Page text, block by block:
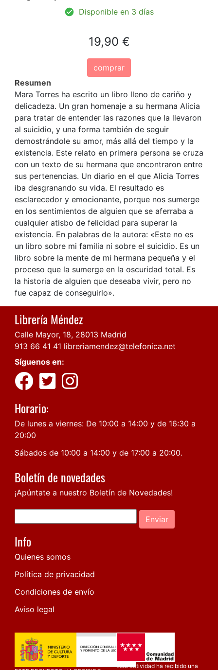
Disponible en 3 días
19,90 €
comprar
Resumen
Mara Torres ha escrito un libro lleno de cariño y
delicadeza. Un gran homenaje a su hermana Alicia
para tratar de entender las razones que la llevaron
al suicidio, y una forma también de seguir
demostrándole su amor, más allá del tiempo y la
existencia. Este relato en primera persona se cruza
con un texto de su hermana que encontraron entre
sus pertenencias. Un diario en el que Alicia Torres
iba desgranando su vida. El resultado es
esclarecedor y emocionante, porque nos sumerge
en los sentimientos de alguien que se aferraba a
cualquier atisbo de felicidad para superar la
existencia. En palabras de la autora: «Este no es
un libro sobre mi familia ni sobre el suicidio. Es un
libro sobre la mente de mi hermana pequeña y el
proceso que la sumerge en la oscuridad total. Es
la historia de alguien que deseaba vivir, pero no
fue capaz de conseguirlo».
Librería Méndez
Calle Mayor, 18, 28013 Madrid
913 66 41 41 libreriamendez@telefonica.net
Síguenos en:
Horario:
De lunes a viernes: De 10:00 a 14:00 y de 16:30 a
20:00
Sábados de 10:00 a 14:00 y de 17:00 a 20:00.
Boletín de novedades
¡Apúntate a nuestro Boletín de Novedades!
Enviar
Info
Quienes somos
Política de privacidad
Condiciones de envío
Aviso legal
Esta actividad ha recibido una